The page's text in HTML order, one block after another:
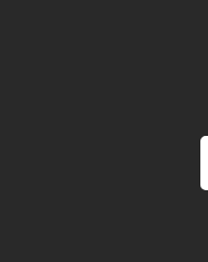
Les Arches du